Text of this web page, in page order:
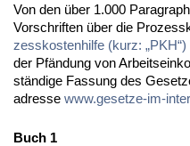
Von den über 1.000
Vor­schrif­ten über die
zess­kos­ten­hil­fe (kurz: „PKH“)
der Pfän­dung von
stän­di­ge Fas­sung des
adres­se www.ge­set­ze-im-
Buch 1